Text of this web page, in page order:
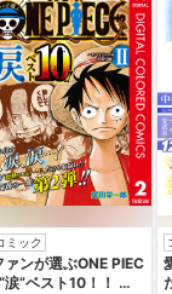
ミック
ァンが選ぶONE PIEC
涙”ベスト10！！ ～